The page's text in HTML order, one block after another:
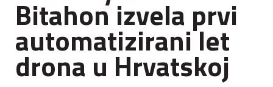
Bitahon izvela prvi
automatizirani let
drona u Hrvatskoj